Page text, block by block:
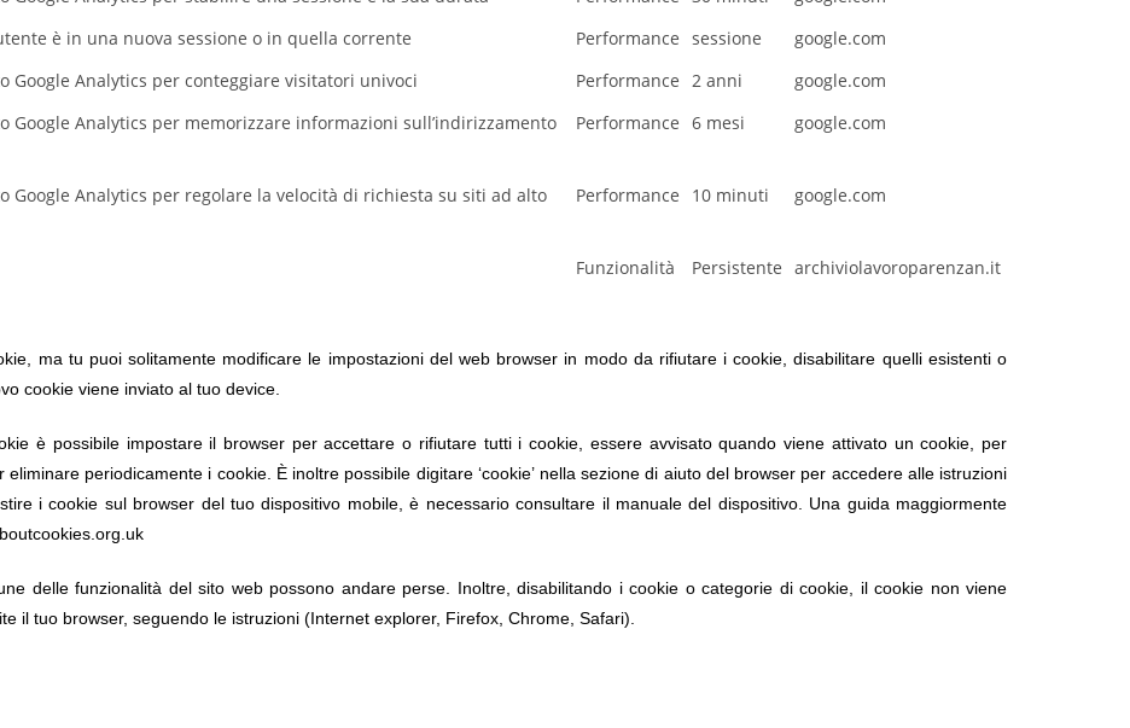
è in una nuova sessione o in quella corrente Performance sessione
google.com
Google Analytics per conteggiare visitatori univoci Performance 2 anni
google.com
Google Analytics per memorizzare informazioni sull’indirizzamento
Performance 6 mesi google.com
Google Analytics per regolare la velocità di richiesta su siti ad alto
Performance 10 minuti google.com
Funzionalità Persistente archiviolavoroparenzan.it
ma tu puoi solitamente modificare le impostazioni del web browser in modo da rifiutare i cookie, disabilitare quelli esistenti o
cookie viene inviato al tuo device.
è possibile impostare il browser per accettare o rifiutare tutti i cookie, essere avvisato quando viene attivato un cookie, per
periodicamente i cookie. È inoltre possibile digitare ‘cookie’ nella sezione di aiuto del browser per accedere alle istruzioni
i cookie sul browser del tuo dispositivo mobile, è necessario consultare il manuale del dispositivo. Una guida maggiormente
delle funzionalità del sito web possono andare perse. Inoltre, disabilitando i cookie o categorie di cookie, il cookie non viene
il tuo browser, seguendo le istruzioni (Internet explorer, Firefox, Chrome, Safari).